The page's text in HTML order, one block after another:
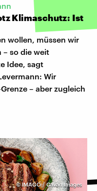
Klimaschutz: Ist
wollen, müssen wir
– so die weit
Idee, sagt
Wir
– aber zugleich
©IMAGO / Cavan Images